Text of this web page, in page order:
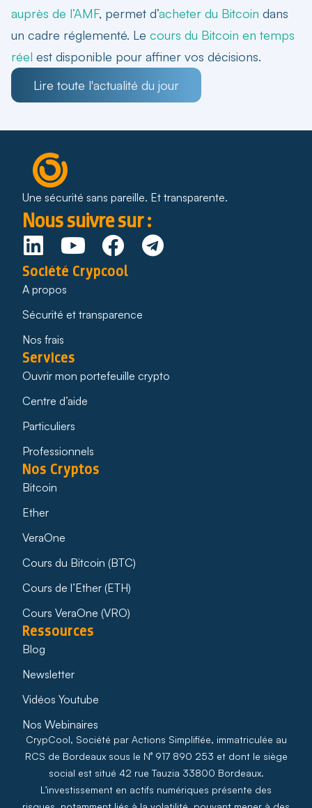
auprès de l’AMF, permet d’acheter du Bitcoin dans
un cadre réglementé. Le cours du Bitcoin en temps
réel est disponible pour affiner vos décisions.
Lire toute l'actualité du jour
Une sécurité sans pareille. Et transparente.
Nous suivre sur :
Société Crypcool
A propos
Sécurité et transparence
Nos frais
Services
Ouvrir mon portefeuille crypto
Centre d’aide
Particuliers
Professionnels
Nos Cryptos
Bitcoin
Ether
VeraOne
Cours du Bitcoin (BTC)
Cours de l’Ether (ETH)
Cours VeraOne (VRO)
Ressources
Blog
Newsletter
Vidéos Youtube
Nos Webinaires
CrypCool, Société par Actions Simplifiée, immatriculée au
RCS de Bordeaux sous le N° 917 890 253 et dont le siège
social est situé 42 rue Tauzia 33800 Bordeaux.
L’investissement en actifs numériques présente des